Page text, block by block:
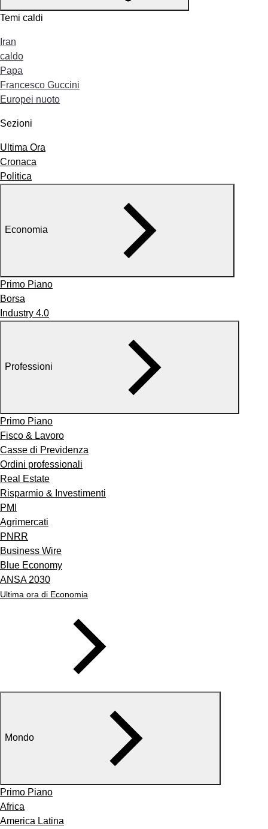
Temi caldi
Iran
caldo
Papa
Francesco Guccini
Europei nuoto
Sezioni
Ultima Ora
Cronaca
Politica
Economia
Primo Piano
Borsa
Industry 4.0
Professioni
Primo Piano
Fisco & Lavoro
Casse di Previdenza
Ordini professionali
Real Estate
Risparmio & Investimenti
PMI
Agrimercati
PNRR
Business Wire
Blue Economy
ANSA 2030
Ultima ora di Economia
Mondo
Primo Piano
Africa
America Latina